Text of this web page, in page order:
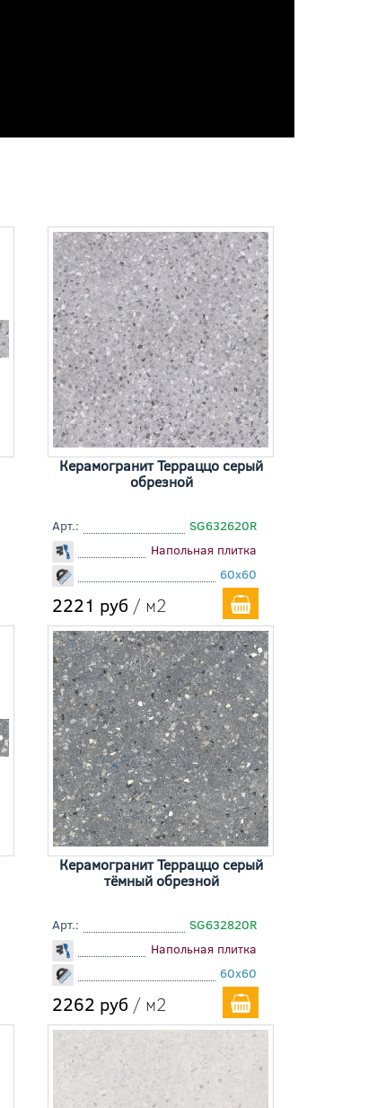
Керамогранит Терраццо серый
обрезной
Арт.:
SG632620R
Напольная плитка
60x60
2221 руб / м2
Керамогранит Терраццо серый
тёмный обрезной
Арт.:
SG632820R
Напольная плитка
60x60
2262 руб / м2